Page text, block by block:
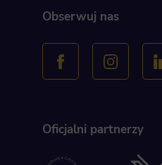
Obserwuj nas
Oficjalni partnerzy